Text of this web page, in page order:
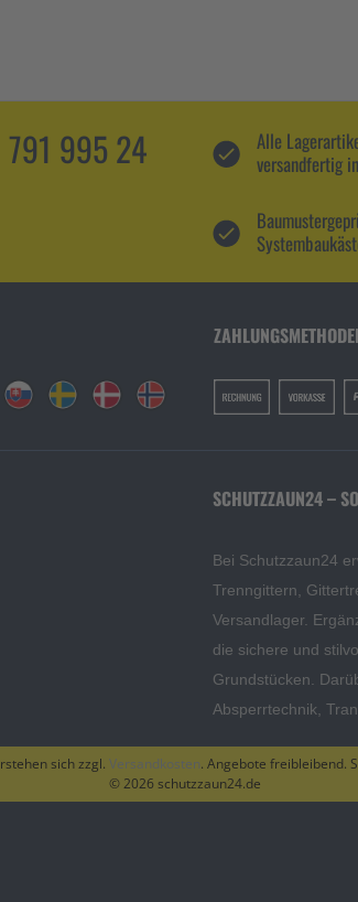
995 24
Alle
versandfertig
SCHUTZZAUN24 –
Bei Schutzzaun24
Trenngittern,
Versandlager.
die sichere und
Grundstücken.
Absperrtechnik,
sich zzgl. Versandkosten. Angebote freibleibend.
© 2026 schutzzaun24.de